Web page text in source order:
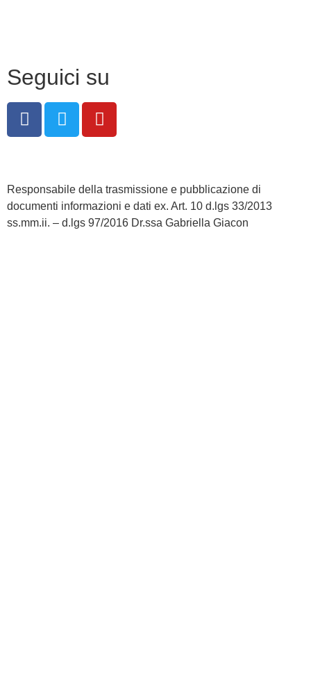
Seguici su
Responsabile della trasmissione e pubblicazione di
documenti informazioni e dati ex. Art. 10 d.lgs 33/2013
ss.mm.ii. – d.lgs 97/2016 Dr.ssa Gabriella Giacon